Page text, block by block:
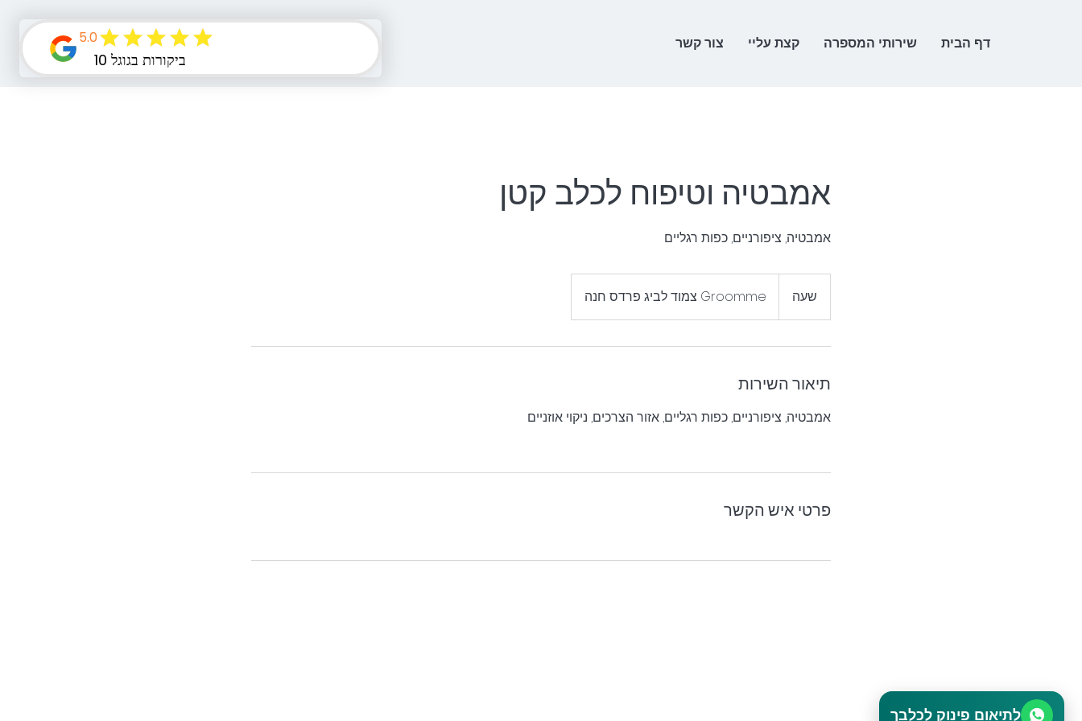
דף הבית שירותי המספרה קצת עליי צור קשר
אמבטיה וטיפוח לכלב קטן
אמבטיה, ציפורניים, כפות רגליים
שעה
ע
Groomme צמוד לביג פרדס חנה
תיאור השירות
פרטי איש הקשר
לתיאום פינוק לכלבך